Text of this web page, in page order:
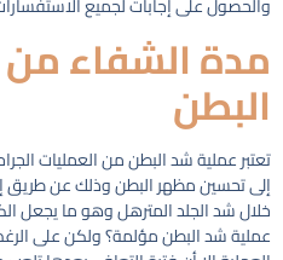
مدة الشفاء
البطن
تعتبر عملية شد البطن من العمليات
إلى تحسين مظهر البطن وذلك عن طريق
خلال شد الجلد المترهل وهو ما يجعل
عملية شد البطن مؤلمة؟ ولكن على